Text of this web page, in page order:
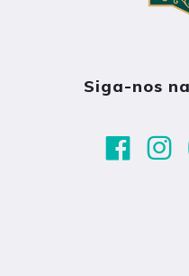
Siga-nos